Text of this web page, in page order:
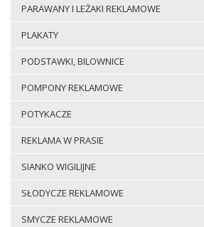
PARAWANY I LEŻAKI REKLAMOWE
PLAKATY
PODSTAWKI, BILOWNICE
POMPONY REKLAMOWE
POTYKACZE
REKLAMA W PRASIE
SIANKO WIGILIJNE
SŁODYCZE REKLAMOWE
SMYCZE REKLAMOWE